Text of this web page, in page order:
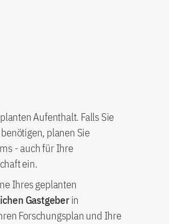
Aufenthalt. Falls Sie
planen Sie
- auch für Ihre
ein.
Ihres geplanten
Gastgeberin
Forschungsplan und Ihre